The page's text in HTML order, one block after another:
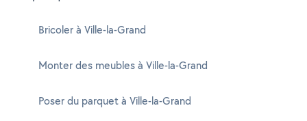
Bricoler à Ville-la-Grand
Monter des meubles à Ville-la-Grand
Poser du parquet à Ville-la-Grand